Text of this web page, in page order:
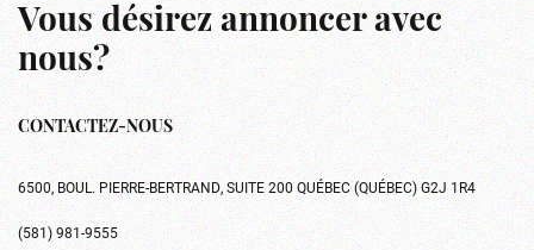
Vous désirez annoncer avec
nous?
CONTACTEZ-NOUS
6500, BOUL. PIERRE-BERTRAND, SUITE 200 QUÉBEC (QUÉBEC) G2J 1R4
(581) 981-9555